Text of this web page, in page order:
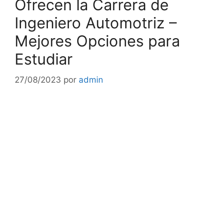
Ofrecen la Carrera de
Ingeniero Automotriz –
Mejores Opciones para
Estudiar
27/08/2023 por admin